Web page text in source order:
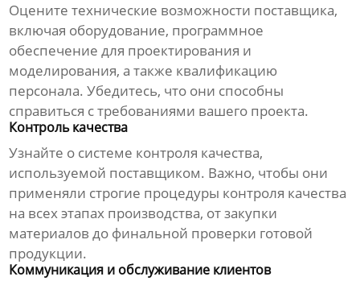
Оцените технические возможности поставщика,
включая оборудование, программное
обеспечение для проектирования и
моделирования, а также квалификацию
персонала. Убедитесь, что они способны
справиться с требованиями вашего проекта.
Контроль качества
Узнайте о системе контроля качества,
используемой поставщиком. Важно, чтобы они
применяли строгие процедуры контроля качества
на всех этапах производства, от закупки
материалов до финальной проверки готовой
продукции.
Коммуникация и обслуживание клиентов